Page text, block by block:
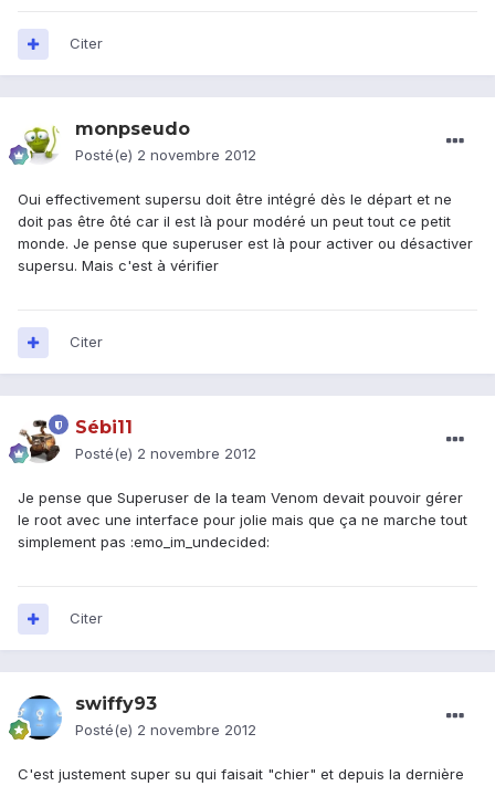
Citer
monpseudo
Posté(e) 2 novembre 2012
Oui effectivement supersu doit être intégré dès le départ et ne
doit pas être ôté car il est là pour modéré un peut tout ce petit
monde. Je pense que superuser est là pour activer ou désactiver
supersu. Mais c'est à vérifier
Citer
Sébi11
Posté(e) 2 novembre 2012
Je pense que Superuser de la team Venom devait pouvoir gérer
le root avec une interface pour jolie mais que ça ne marche tout
simplement pas :emo_im_undecided:
Citer
swiffy93
Posté(e) 2 novembre 2012
C'est justement super su qui faisait "chier" et depuis la dernière